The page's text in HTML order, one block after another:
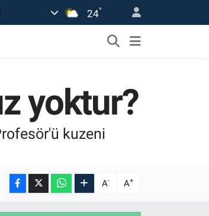
24°
yoktur?
kuzeni
A- A+